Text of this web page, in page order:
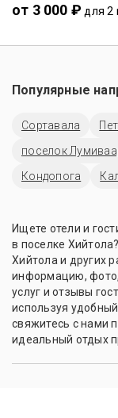
от 3 000 ₽ для 2
Популярные
Сортавала
поселок
Кондопога
Ищете отели и
в поселке
Хийтола и других
информацию, фото,
услуг и отзывы
используя
свяжитесь с нами
идеальный отдых